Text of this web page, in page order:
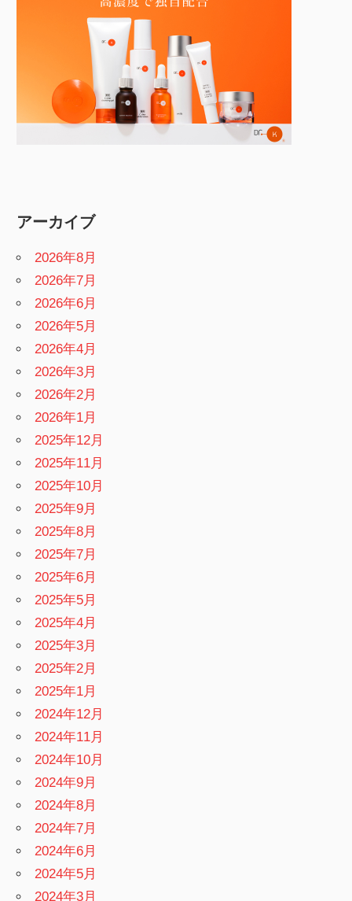
アーカイブ
2026年8月
2026年7月
2026年6月
2026年5月
2026年4月
2026年3月
2026年2月
2026年1月
2025年12月
2025年11月
2025年10月
2025年9月
2025年8月
2025年7月
2025年6月
2025年5月
2025年4月
2025年3月
2025年2月
2025年1月
2024年12月
2024年11月
2024年10月
2024年9月
2024年8月
2024年7月
2024年6月
2024年5月
2024年3月